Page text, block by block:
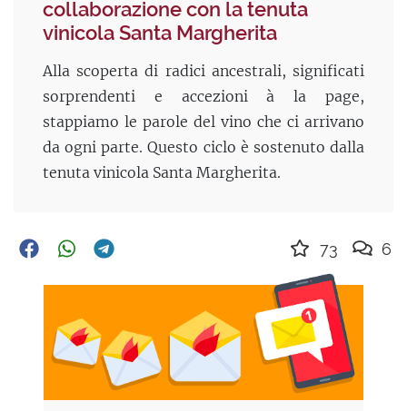
collaborazione con la tenuta
vinicola Santa Margherita
Alla scoperta di radici ancestrali, significati
sorprendenti e accezioni à la page,
stappiamo le parole del vino che ci arrivano
da ogni parte. Questo ciclo è sostenuto dalla
tenuta vinicola Santa Margherita.
73 6